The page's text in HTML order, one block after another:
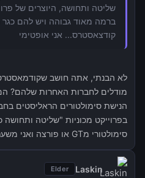
שליטה ותחושה, היוצרים של
ברמה מאוד גבוהה ויש להם
קודצאסטרס... אני אופטימי
לא הבנתי, אתה חושב
מודלים לחברות האחרות שלהם?
הנישת סימולטורים הראליסטים
בפרוייקט מכוניות "שליטה ותחושה
סימולטורי מGT או פורצה ואני משער שהוא ימשיך להיות כזה.
Laskin
Elder